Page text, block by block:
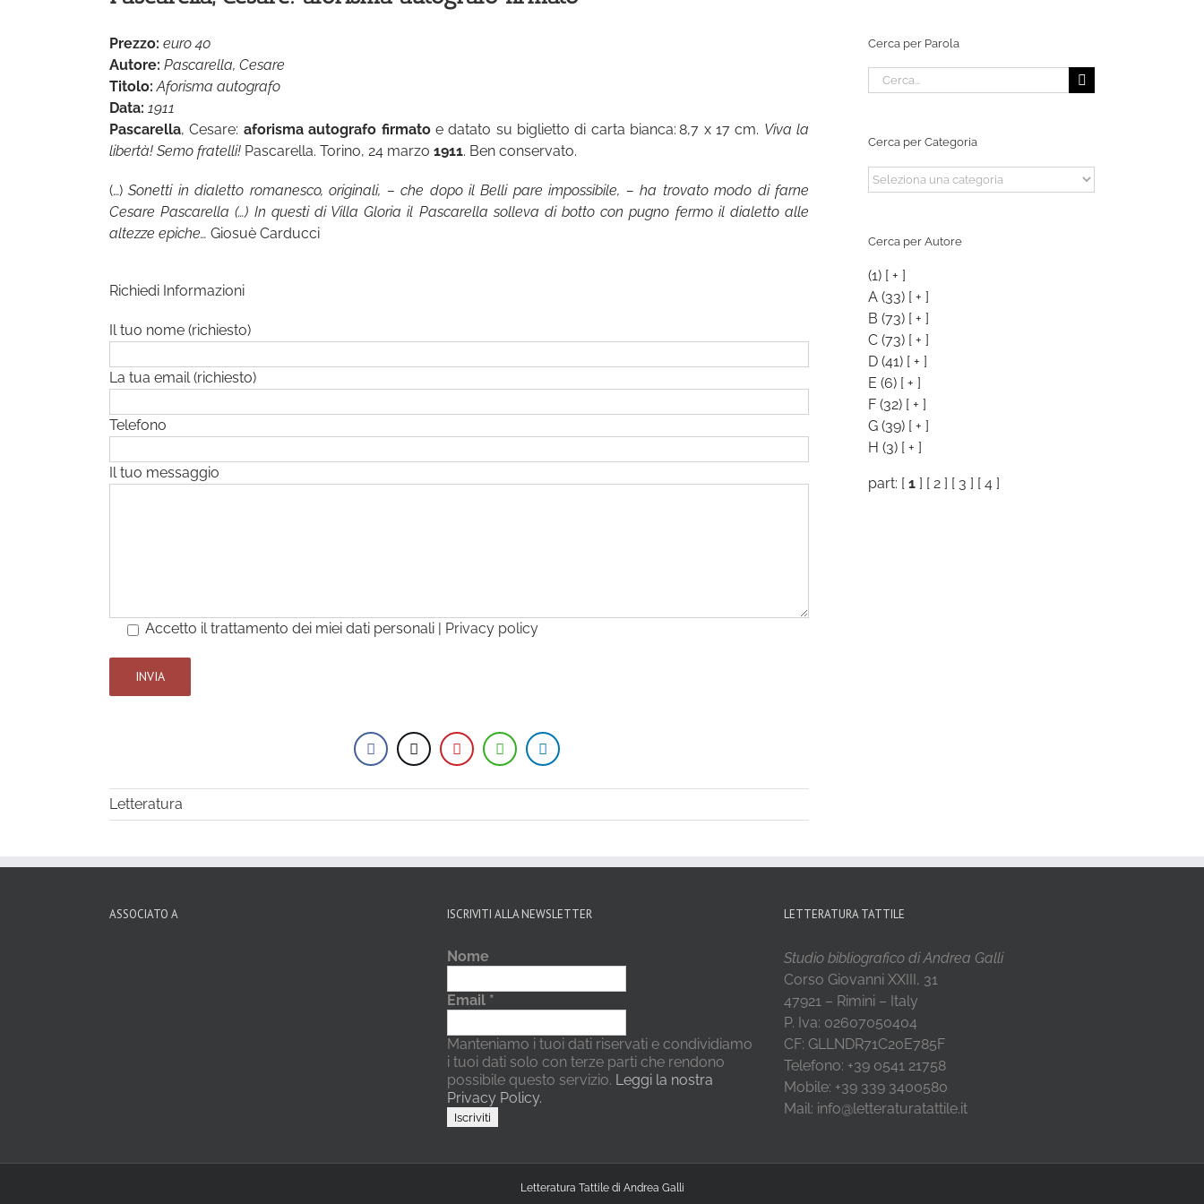
Prezzo: euro 40
Autore: Pascarella, Cesare
Titolo: Aforisma autografo
Data: 1911
Pascarella, Cesare: aforisma autografo firmatoe datato su biglietto di carta bianca: 8,7 x 17 cm. Viva la
libertà! Semo fratelli! Pascarella. Torino, 24 marzo 1911. Ben conservato.
(…)Sonetti in dialetto romanesco, originali, – che dopo il Belli pare impossibile, – ha trovato modo di farne
Cesare Pascarella (…) In questi di Villa Gloria il Pascarella solleva di botto con pugno fermo il dialetto alle
altezze epiche… Giosuè Carducci
Richiedi Informazioni
Il tuo nome (richiesto)
La tua email (richiesto)
Telefono
Il tuo messaggio
Accetto il trattamento dei miei dati personali | Privacy policy
Letteratura
Cerca per Parola
Cerca
per:
Cerca per Categoria
Cerca
per
Cerca per Autore
(1) [ + ]
A (33) [ + ]
B (73) [ + ]
C (73) [ + ]
D (41) [ + ]
E (6) [ + ]
F (32) [ + ]
G (39) [ + ]
H (3) [ + ]
part: [ 1 ] [ 2 ] [ 3 ] [ 4 ]
ASSOCIATO A ISCRIVITI ALLA NEWSLETTER
Nome
Email *
Manteniamo i tuoi dati riservati e condividiamo
i tuoi dati solo con terze parti che rendono
possibile questo servizio. Leggi la nostra
Privacy Policy.
LETTERATURA TATTILE
Studio bibliografico di Andrea Galli
Corso Giovanni XXIII, 31
47921 – Rimini – Italy
P. Iva: 02607050404
CF: GLLNDR71C20E785F
Telefono: +39 0541 21758
Mobile: +39 339 3400580
Mail: info@letteraturatattile.it
Letteratura Tattile di Andrea Galli